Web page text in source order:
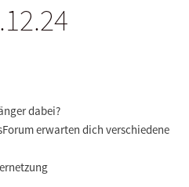
dabei?
erwarten dich verschiedene